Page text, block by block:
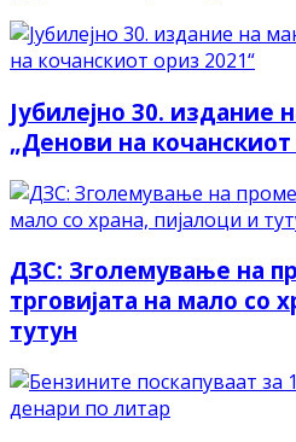
Јубилејно 30. издание
„Денови на кочанскиот
ДЗС: Зголемување на
трговијата на мало со
тутун